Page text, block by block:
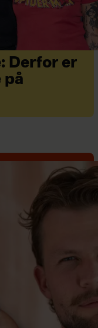
Derfor er
på